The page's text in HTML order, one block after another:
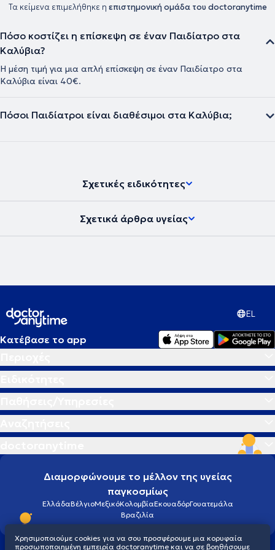
Τα κείμενα επιμελήθηκε η επιστημονική ομάδα του doctoranytime
Πόσο κοστίζει η επίσκεψη σε έναν Παιδίατρο στα
Καλύβια?
Η μέση τιμή για μια απλή επίσκεψη σε έναν Παιδίατρο στα
Καλύβια είναι 40€.
Πόσοι Παιδίατροι είναι διαθέσιμοι στα Καλύβια;
Σχετικές ειδικότητες
Σχετικά άρθρα υγείας
EL
Κατέβασε το app
Διαμορφώνουμε το μέλλον της υγείας
παγκοσμίως
ΕλλάδαΒέλγιοΜεξικόΚολομβίαΕκουαδόρΓουατεμάλα
Βραζιλία
Χρησιμοποιούμε cookies για να σου προσφέρουμε μια κορυφαία
προσωποποιημένη εμπειρία doctoranytime και να σε βοηθήσουμε